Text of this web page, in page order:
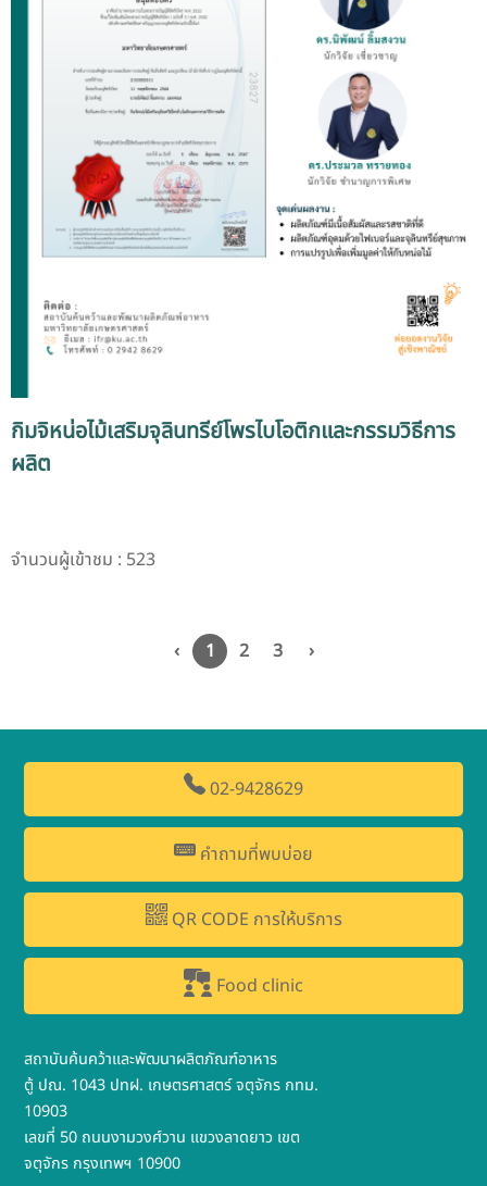
กิมจิหน่อไม้เสริมจุลินทรีย์โพรไบโอติกและกรรมวิธีการ
ผลิต
จำนวนผู้เข้าชม : 523
‹ 1 2 3 ›
02-9428629
คำถามที่พบบ่อย
QR CODE การให้บริการ
Food clinic
สถาบันค้นคว้าและพัฒนาผลิตภัณฑ์อาหาร
ตู้ ปณ. 1043 ปทฝ. เกษตรศาสตร์ จตุจักร กทม.
10903
เลขที่ 50 ถนนงามวงศ์วาน แขวงลาดยาว เขต
จตุจักร กรุงเทพฯ 10900